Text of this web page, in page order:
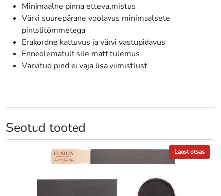
Minimaalne pinna ettevalmistus
Värvi suurepärane voolavus minimaalsete
pintslitõmmetega
Erakordne kattuvus ja värvi vastupidavus
Enneolematult sile matt tulemus
Värvitud pind ei vaja lisa viimistlust
Seotud tooted
Laost otsas